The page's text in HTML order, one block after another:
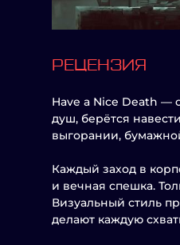
РЕЦЕНЗИЯ
Have a Nice Death —
душ, берётся
выгорании,
Каждый заход в
и вечная спешка.
Визуальный стиль
делают каждую